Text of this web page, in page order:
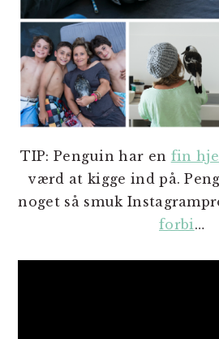
TIP: Penguin har en fin
værd at kigge ind på.
noget så smuk
forbi…